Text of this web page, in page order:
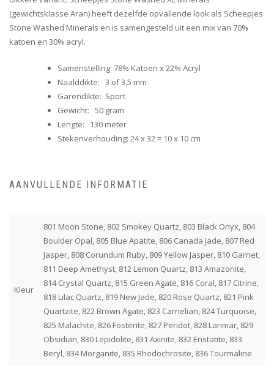
(gewichtsklasse Aran) heeft dezelfde opvallende look als Scheepjes
Stone Washed Minerals en is samengesteld uit een mix van 70%
katoen en 30% acryl.
Samenstelling: 78% Katoen x 22% Acryl
Naalddikte: 3 of 3,5 mm
Garendikte: Sport
Gewicht: 50 gram
Lengte: 130 meter
Stekenverhouding: 24 x 32 = 10 x 10 cm
AANVULLENDE INFORMATIE
Kleur
801 Moon Stone, 802 Smokey Quartz, 803 Black Onyx, 804
Boulder Opal, 805 Blue Apatite, 806 Canada Jade, 807 Red
Jasper, 808 Corundum Ruby, 809 Yellow Jasper, 810 Garnet,
811 Deep Amethyst, 812 Lemon Quartz, 813 Amazonite,
814 Crystal Quartz, 815 Green Agate, 816 Coral, 817 Citrine,
818 Lilac Quartz, 819 New Jade, 820 Rose Quartz, 821 Pink
Quartzite, 822 Brown Agate, 823 Carnelian, 824 Turquoise,
825 Malachite, 826 Fosterite, 827 Peridot, 828 Larimar, 829
Obsidian, 830 Lepidolite, 831 Axinite, 832 Enstatite, 833
Beryl, 834 Morganite, 835 Rhodochrosite, 836 Tourmaline